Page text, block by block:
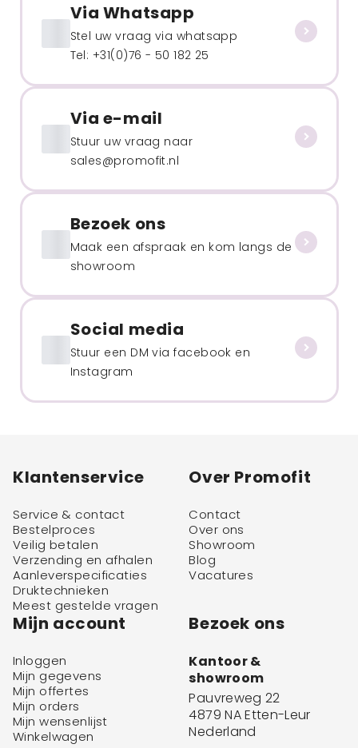
Via Whatsapp
Stel uw vraag via whatsapp
Tel: +31(0)76 - 50 182 25
Via e-mail
Stuur uw vraag naar
sales@promofit.nl
Bezoek ons
Maak een afspraak en kom langs de
showroom
Social media
Stuur een DM via facebook en
Instagram
Klantenservice
Service & contact
Bestelproces
Veilig betalen
Verzending en afhalen
Aanleverspecificaties
Druktechnieken
Meest gestelde vragen
Over Promofit
Contact
Over ons
Showroom
Blog
Vacatures
Mijn account
Inloggen
Mijn gegevens
Mijn offertes
Mijn orders
Mijn wensenlijst
Winkelwagen
Bezoek ons
Kantoor &
showroom
Pauvreweg 22
4879 NA Etten-Leur
Nederland